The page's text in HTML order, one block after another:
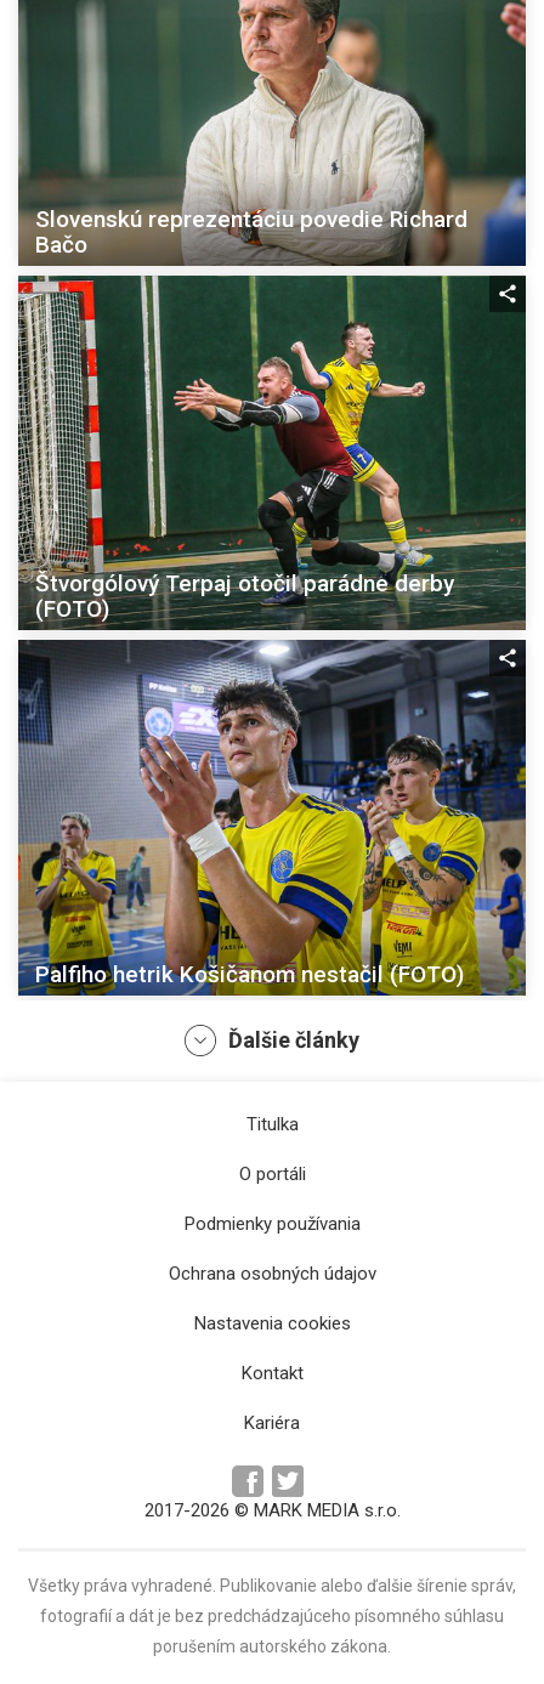
Slovenskú reprezentáciu povedie Richard
Bačo
Štvorgólový Terpaj otočil parádne derby
(FOTO)
Palfiho hetrik Košičanom nestačil (FOTO)
Košičania nadeľovali, Prešovčania inkasovali
Ďalšie články
Titulka
O portáli
Podmienky používania
Ochrana osobných údajov
Nastavenia cookies
Kontakt
Kariéra
2017-2026 © MARK MEDIA s.r.o.
Všetky práva vyhradené. Publikovanie alebo ďalšie šírenie správ,
fotografií a dát je bez predchádzajúceho písomného súhlasu
porušením autorského zákona.